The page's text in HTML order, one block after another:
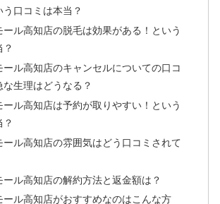
口コミは本当？
ール高知店の脱毛は効果がある！という
？
ール高知店のキャンセルについての口コ
な生理はどうなる？
ール高知店は予約が取りやすい！という
？
ール高知店の雰囲気はどう口コミされて
ール高知店の解約方法と返金額は？
ール高知店がおすすめなのはこんな方